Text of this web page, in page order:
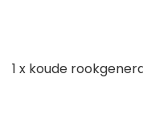
1 x koude